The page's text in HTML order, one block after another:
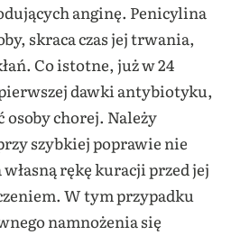
anginę. Penicylina
skraca czas jej trwania,
Co istotne, już w 24
dawki antybiotyku,
osoby chorej. Należy
szybkiej poprawie nie
rękę kuracji przed jej
W tym przypadku
namnożenia się